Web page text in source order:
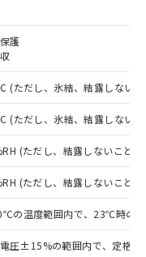
護
(ただし、氷結、結露しない
(ただし、氷結、結露しない
(ただし、結露しないこと)
(ただし、結露しないこと)
の温度範囲内で、23℃時の
圧±15%の範囲内で、定格
同意のうえ
機器事業取扱
び標準価格
だくもので
10物質）の
能な商品で
物質）の非含
予定のある
（10物質）の
品を出す予
（10物質）の
は確認中の